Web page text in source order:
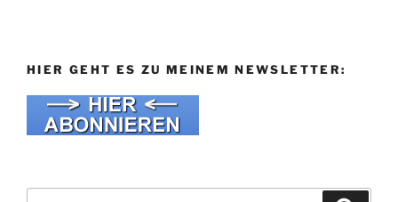
HIER GEHT ES ZU MEINEM NEWSLETTER: